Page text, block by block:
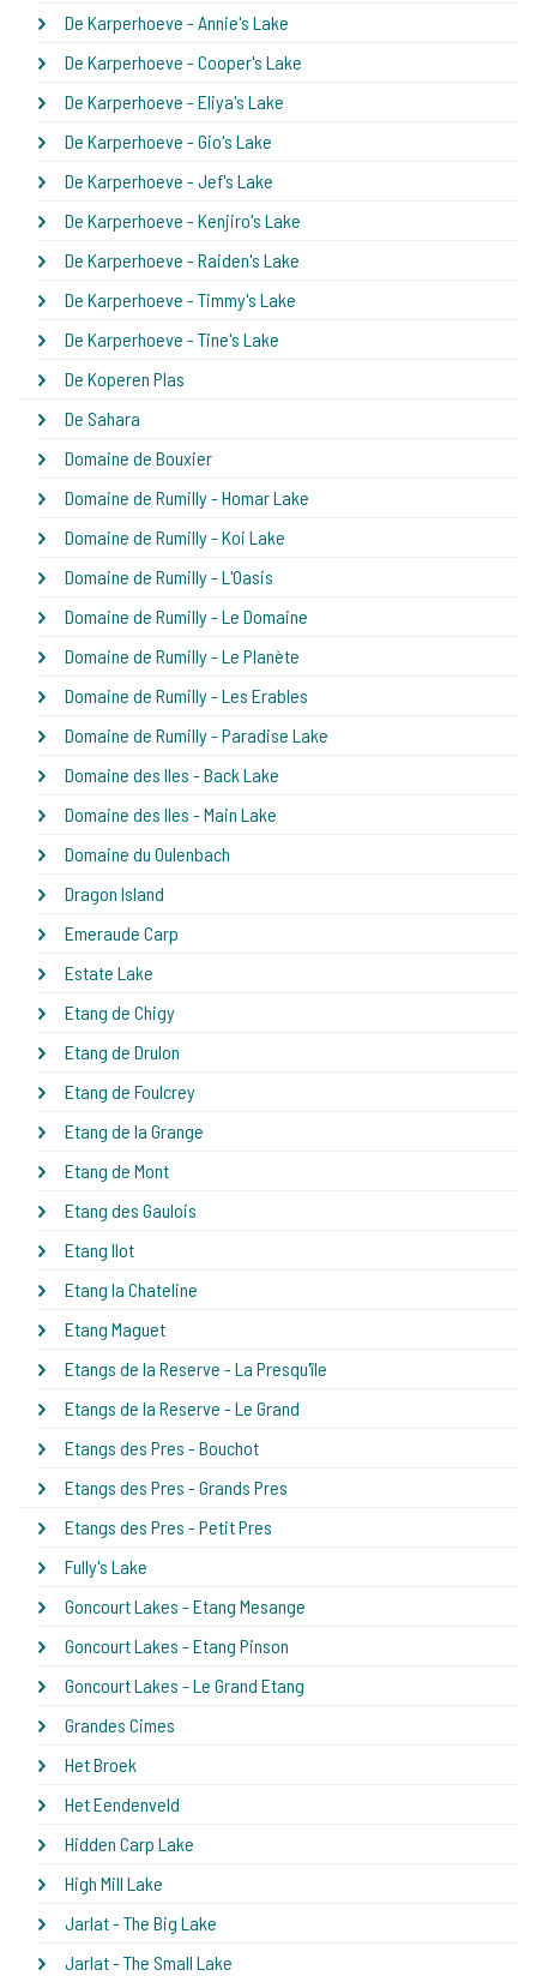
De Karperhoeve - Annie's Lake
De Karperhoeve - Cooper's Lake
De Karperhoeve - Eliya's Lake
De Karperhoeve - Gio's Lake
De Karperhoeve - Jef's Lake
De Karperhoeve - Kenjiro's Lake
De Karperhoeve - Raiden's Lake
De Karperhoeve - Timmy's Lake
De Karperhoeve - Tine's Lake
De Koperen Plas
De Sahara
Domaine de Bouxier
Domaine de Rumilly - Homar Lake
Domaine de Rumilly - Koi Lake
Domaine de Rumilly - L'Oasis
Domaine de Rumilly - Le Domaine
Domaine de Rumilly - Le Planète
Domaine de Rumilly - Les Erables
Domaine de Rumilly - Paradise Lake
Domaine des Iles - Back Lake
Domaine des Iles - Main Lake
Domaine du Oulenbach
Dragon Island
Emeraude Carp
Estate Lake
Etang de Chigy
Etang de Drulon
Etang de Foulcrey
Etang de la Grange
Etang de Mont
Etang des Gaulois
Etang Ilot
Etang la Chateline
Etang Maguet
Etangs de la Reserve - La Presqu'île
Etangs de la Reserve - Le Grand
Etangs des Pres - Bouchot
Etangs des Pres - Grands Pres
Etangs des Pres - Petit Pres
Fully's Lake
Goncourt Lakes - Etang Mesange
Goncourt Lakes - Etang Pinson
Goncourt Lakes - Le Grand Etang
Grandes Cimes
Het Broek
Het Eendenveld
Hidden Carp Lake
High Mill Lake
Jarlat - The Big Lake
Jarlat - The Small Lake